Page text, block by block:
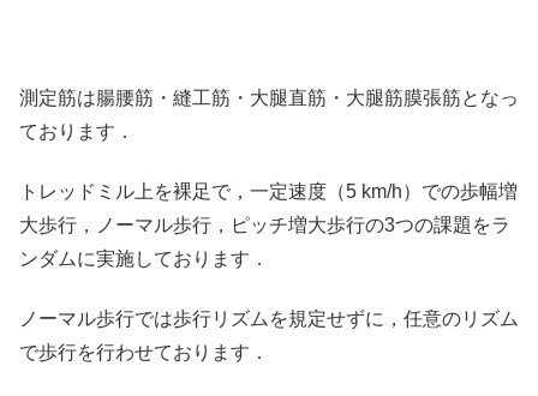
測定筋は腸腰筋・縫工筋・大腿直筋・大腿筋膜張筋となっ
ております．
トレッドミル上を裸足で，一定速度（5 km/h）での歩幅増
大歩行，ノーマル歩行，ピッチ増大歩行の3つの課題をラ
ンダムに実施しております．
ノーマル歩行では歩行リズムを規定せずに，任意のリズム
で歩行を行わせております．